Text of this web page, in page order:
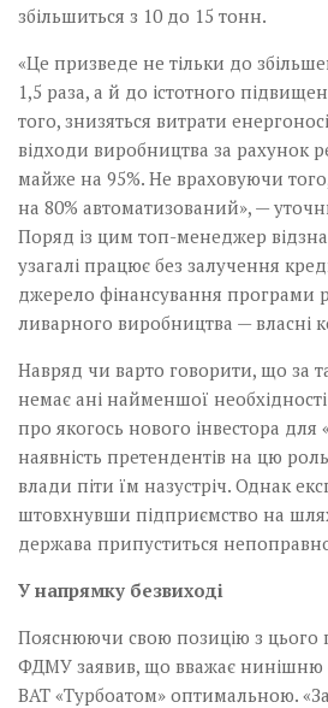
збільшиться з 10 до 15 тонн.
«Це призведе не тільки до
1,5 раза, а й до істотного
того, знизяться витрати
відходи виробництва за рахунок
майже на 95%. Не враховуючи
на 80% автоматизований», —
Поряд із цим топ-менеджер
узагалі працює без залучення
джерело фінансування програми
ливарного виробництва — власні
Навряд чи варто говорити, що за
немає ані найменшої
про якогось нового інвестора для
наявність претендентів на цю роль
влади піти їм назустріч. Однак
штовхнувши підприємство на
держава припуститься
У напрямку безвиході
Пояснюючи свою позицію з цього
ФДМУ заявив, що вважає нинішню
ВАТ «Турбоатом» оптимальною.